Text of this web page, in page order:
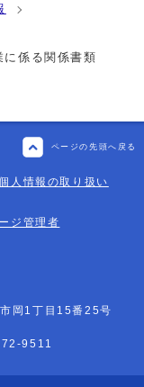
係る関係書類
ページの先頭へ戻る
人情報の取り扱い
ジ管理者
岡1丁目15番25号
9511